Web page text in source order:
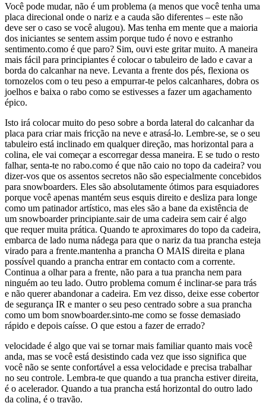
Você pode mudar, não é um problema (a menos que você tenha uma
placa direcional onde o nariz e a cauda são diferentes – este não
deve ser o caso se você alugou). Mas tenha em mente que a maioria
dos iniciantes se sentem assim porque tudo é novo e estranho
sentimento.como é que paro? Sim, ouvi este gritar muito. A maneira
mais fácil para principiantes é colocar o tabuleiro de lado e cavar a
borda do calcanhar na neve. Levanta a frente dos pés, flexiona os
tornozelos com o teu peso a empurrar-te pelos calcanhares, dobra os
joelhos e baixa o rabo como se estivesses a fazer um agachamento
épico.
Isto irá colocar muito do peso sobre a borda lateral do calcanhar da
placa para criar mais fricção na neve e atrasá-lo. Lembre-se, se o seu
tabuleiro está inclinado em qualquer direção, mas horizontal para a
colina, ele vai começar a escorregar dessa maneira. E se tudo o resto
falhar, senta-te no rabo.como é que não caio no topo da cadeira? vou
dizer-vos que os assentos secretos não são especialmente concebidos
para snowboarders. Eles são absolutamente ótimos para esquiadores
porque você apenas mantém seus esquis direito e desliza para longe
como um patinador artístico, mas eles são a bane da existência de
um snowboarder principiante.sair de uma cadeira sem cair é algo
que requer muita prática. Quando te aproximares do topo da cadeira,
embarca de lado numa nádega para que o nariz da tua prancha esteja
virado para a frente.mantenha a prancha O MAIS direita e plana
possível quando a prancha entrar em contacto com a corrente.
Continua a olhar para a frente, não para a tua prancha nem para
ninguém ao teu lado. Outro problema comum é inclinar-se para trás
e não querer abandonar a cadeira. Em vez disso, deixe esse cobertor
de segurança IR e manter o seu peso centrado sobre a sua prancha
como um bom snowboarder.sinto-me como se fosse demasiado
rápido e depois caísse. O que estou a fazer de errado?
velocidade é algo que vai se tornar mais familiar quanto mais você
anda, mas se você está desistindo cada vez que isso significa que
você não se sente confortável a essa velocidade e precisa trabalhar
no seu controle. Lembra-te que quando a tua prancha estiver direita,
é o acelerador. Quando a tua prancha está horizontal do outro lado
da colina, é o travão.